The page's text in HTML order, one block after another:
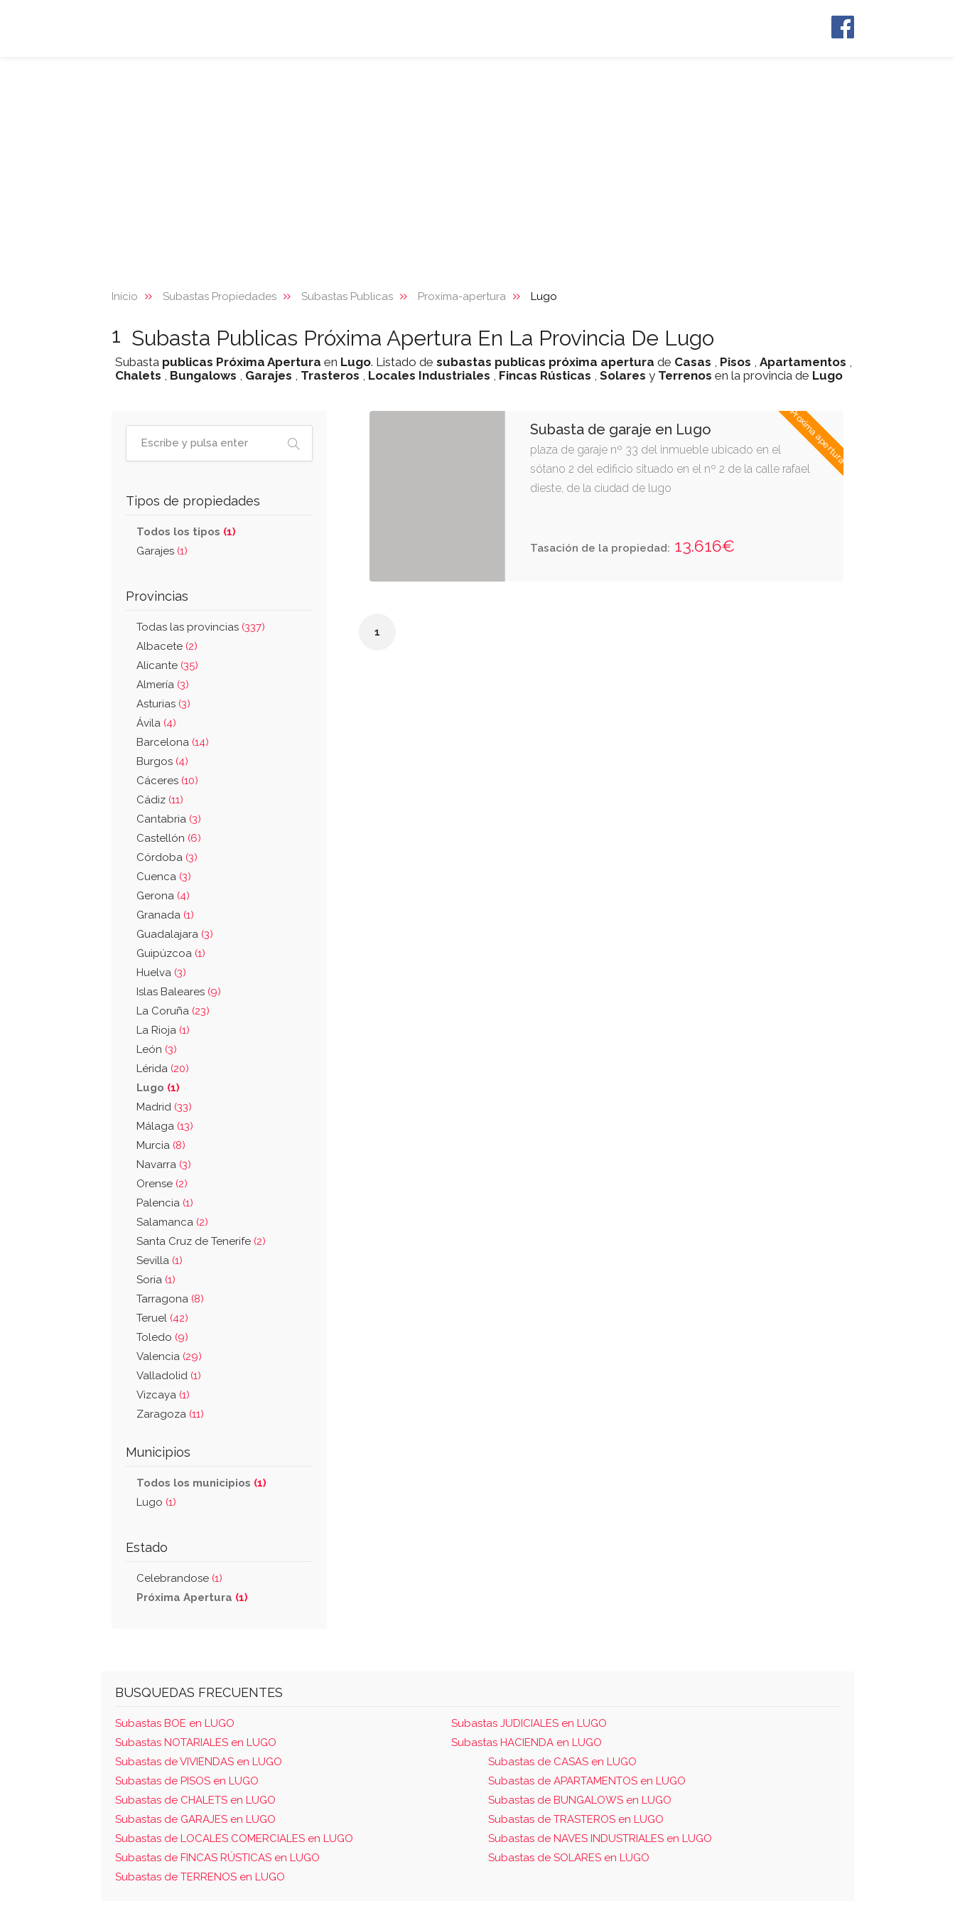
Inicio Subastas Propiedades Subastas Publicas Proxima-apertura Lugo
1 Subasta Publicas Próxima Apertura En La Provincia De Lugo
Subasta publicas Próxima Apertura en Lugo. Listado de subastas publicas próxima apertura de Casas , Pisos , Apartamentos ,
Chalets , Bungalows , Garajes , Trasteros , Locales Industriales , Fincas Rústicas , Solares y Terrenos en la provincia de Lugo
Tipos de propiedades
Todos los tipos (1)
Garajes (1)
Provincias
Todas las provincias (337)
Albacete (2)
Alicante (35)
Almería (3)
Asturias (3)
Ávila (4)
Barcelona (14)
Burgos (4)
Cáceres (10)
Cádiz (11)
Cantabria (3)
Castellón (6)
Córdoba (3)
Cuenca (3)
Gerona (4)
Granada (1)
Guadalajara (3)
Guipúzcoa (1)
Huelva (3)
Islas Baleares (9)
La Coruña (23)
La Rioja (1)
León (3)
Lérida (20)
Lugo (1)
Madrid (33)
Málaga (13)
Murcia (8)
Navarra (3)
Orense (2)
Palencia (1)
Salamanca (2)
Santa Cruz de Tenerife (2)
Sevilla (1)
Soria (1)
Tarragona (8)
Teruel (42)
Toledo (9)
Valencia (29)
Valladolid (1)
Vizcaya (1)
Zaragoza (11)
Municipios
Todos los municipios (1)
Lugo (1)
Estado
Celebrandose (1)
Próxima Apertura (1)
Proxima apertura
Subasta de garaje en Lugo
plaza de garaje nº 33 del inmueble ubicado en el
sótano 2 del edificio situado en el nº 2 de la calle rafael
dieste, de la ciudad de lugo
Tasación de la propiedad: 13.616€
1
BUSQUEDAS FRECUENTES
Subastas BOE en LUGO
Subastas JUDICIALES en LUGO
Subastas NOTARIALES en LUGO
Subastas HACIENDA en LUGO
Subastas de VIVIENDAS en LUGO
Subastas de CASAS en LUGO
Subastas de PISOS en LUGO
Subastas de APARTAMENTOS en LUGO
Subastas de CHALETS en LUGO
Subastas de BUNGALOWS en LUGO
Subastas de GARAJES en LUGO
Subastas de TRASTEROS en LUGO
Subastas de LOCALES COMERCIALES en LUGO
Subastas de NAVES INDUSTRIALES en LUGO
Subastas de FINCAS RÚSTICAS en LUGO
Subastas de SOLARES en LUGO
Subastas de TERRENOS en LUGO